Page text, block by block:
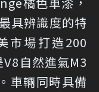
具辨識度的特
市場打造200
自然進氣M3
車輛同時具備